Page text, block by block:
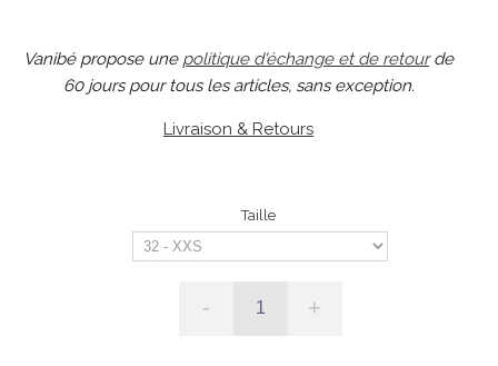
Vanibé propose une politique d'échange et de retourde
60 jours pour tous les articles, sans exception.
Livraison & Retours
Taille
- +